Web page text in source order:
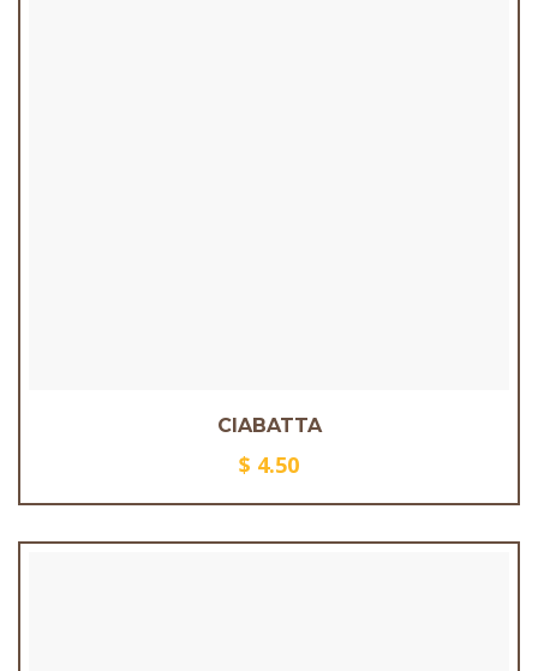
CIABATTA
$ 4.50